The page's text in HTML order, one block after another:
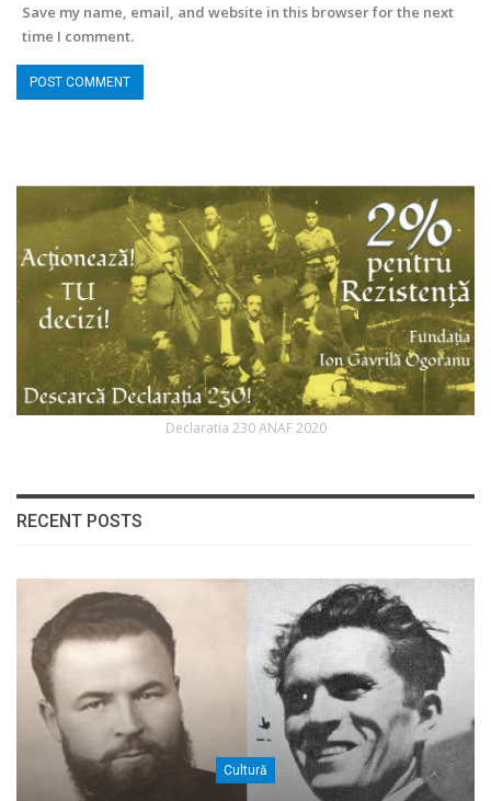
Save my name, email, and website in this browser for the next
time I comment.
Declaratia 230 ANAF 2020
RECENT POSTS
Cultură